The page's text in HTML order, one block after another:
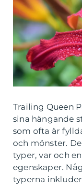
Trailing Queen
sina hängande
som ofta är
och mönster.
typer, var och
egenskaper.
typerna